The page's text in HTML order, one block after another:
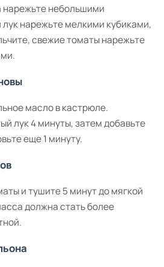
нарежьте небольшими
нарежьте мелкими кубиками,
свежие томаты нарежьте
масло в кастрюле.
лук 4 минуты, затем добавьте
еще 1 минуту.
и тушите 5 минут до мягкой
должна стать более